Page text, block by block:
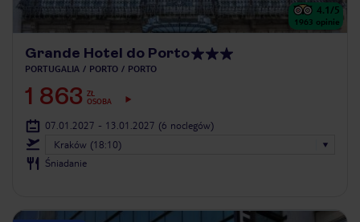
4.1/5
1963 opinie
Grande Hotel do Porto
PORTUGALIA PORTO PORTO
1 863 ZŁ
OSOBA
07.01.2027 - 13.01.2027 (6 noclegów)
Kraków (18:10)
Śniadanie